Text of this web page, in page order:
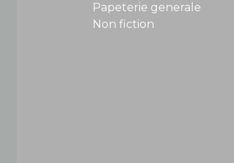
Papeterie generale
Non fiction